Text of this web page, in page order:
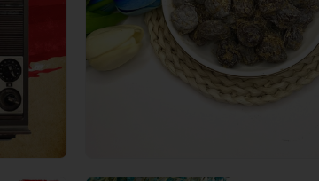
Ngày hết hạn:
Điều kiện: